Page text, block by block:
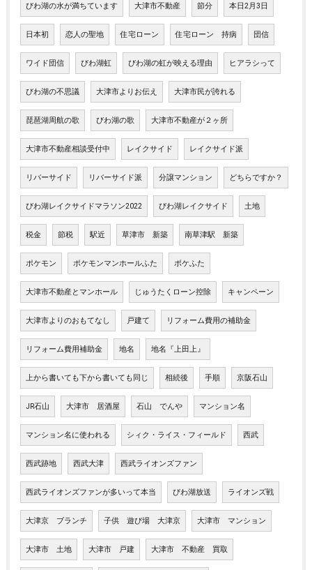
びわ湖の水が満ちています 大津市不動産 節分 本日2月3日
日本初 恋人の聖地 住宅ローン 住宅ローン 持病 団信
ワイド団信 びわ湖虹 びわ湖の虹が映える理由 ヒアラシって
びわ湖の不思議 大津市よりお伝え 大津市民が誇れる
琵琶湖周航の歌 びわ湖の歌 大津市不動産が２ヶ所
大津市不動産相談受付中 レイクサイド レイクサイド派
リバーサイド リバーサイド派 分譲マンション どちらですか？
びわ湖レイクサイドマラソン2022 びわ湖レイクサイド 土地
税金 節税 駅近 草津市 新築 南草津駅 新築
ポケモン ポケモンマンホールふた ポケふた
大津市不動産とマンホール じゅうたくローン控除 キャンペーン
大津市よりのおもてなし 戸建て リフォーム費用の補助金
リフォーム費用補助金 地名 地名『上田上』
上から書いても下から書いても同じ 相続後 手順 京阪石山
JR石山 大津市 居酒屋 石山 でんや マンション名
マンション名に使われる シィク・ライス・フィールド 西武
西武跡地 西武大津 西武ライオンズファン
西武ライオンズファンが多いって本当 びわ湖放送 ライオンズ戦
大津京 ブランチ 子供 遊び場 大津京 大津市 マンション
大津市 土地 大津市 戸建 大津市 不動産 買取